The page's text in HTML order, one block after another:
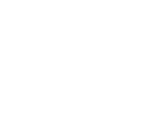
– Ein Überblick“